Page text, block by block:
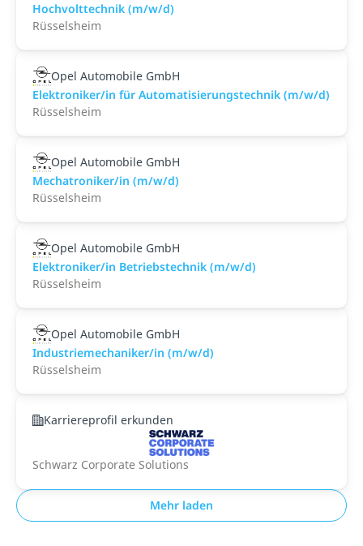
Hochvolttechnik (m/w/d)
Rüsselsheim
Opel Automobile GmbH
Elektroniker/in für Automatisierungstechnik (m/w/d)
Rüsselsheim
Opel Automobile GmbH
Mechatroniker/in (m/w/d)
Rüsselsheim
Opel Automobile GmbH
Elektroniker/in Betriebstechnik (m/w/d)
Rüsselsheim
Opel Automobile GmbH
Industriemechaniker/in (m/w/d)
Rüsselsheim
Karriereprofil erkunden
Schwarz Corporate Solutions
Mehr laden